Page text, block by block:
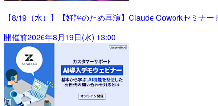
【8/19（水）】【好評のため再演】Claude Coworkセミナ
開催前2026年8月19日(水) 13:00